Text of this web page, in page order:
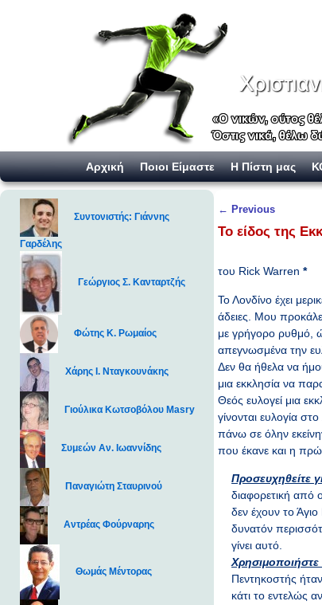
Skip to primary content
Skip to secondary content
Αρχική Ποιοι Είμαστε Η Πίστη μας
Συντονιστής: Γιάννης
Γαρδέλης
Γεώργιος Σ. Κανταρτζής
Φώτης Κ. Ρωμαίος
Χάρης Ι. Νταγκουνάκης
Γιούλικα Κωτσοβόλου Masry
Συμεών Αν. Ιωαννίδης
Παναγιώτη Σταυρινού
Αντρέας Φούρναρης
Θωμάς Μέντορας
Post navigation
← Previous
Το είδος της
του Rick Warren *
Το Λονδίνο έχει
άδειες. Μου
με γρήγορο ρυθμό,
απεγνωσμένα την
Δεν θα ήθελα να
μια εκκλησία να
Θεός ευλογεί μια
γίνονται ευλογία
πάνω σε όλην
που έκανε και η
Προσευχηθείτε
διαφορετική
δεν έχουν το
δυνατόν
γίνει αυτό.
Πεντηκοστής
κάτι το εντελώς